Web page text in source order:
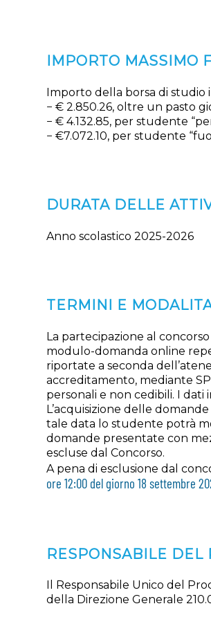
IMPORTO MASSIMO
Importo della borsa di studio
− € 2.850.26, oltre un pasto
− € 4.132.85, per studente
− €7.072.10, per studente
DURATA DELLE
Anno scolastico 2025-2026
TERMINI E
La partecipazione al
modulo-domanda online
riportate a seconda
accreditamento, mediante
personali e non cedibili. I
L’acquisizione delle
tale data lo studente potrà
domande presentate con
escluse dal Concorso.
A pena di esclusione dal
ore 12:00 del giorno 18 settembre
RESPONSABILE DEL
Il Responsabile Unico del
della Direzione Generale